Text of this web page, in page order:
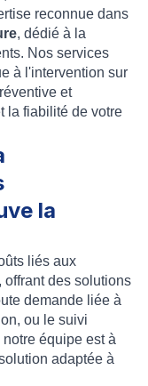
reconnue dans
, dédié à la
Nos services
à l'intervention sur
et
la fiabilité de votre
la
liés aux
offrant des solutions
demande liée à
ou le suivi
équipe est à
adaptée à